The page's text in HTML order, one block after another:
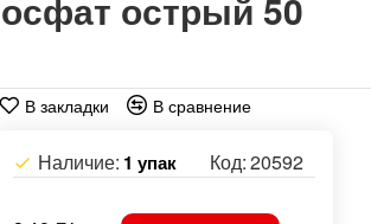
Наличие: 1 упак Код:20592
В закладки В сравнение